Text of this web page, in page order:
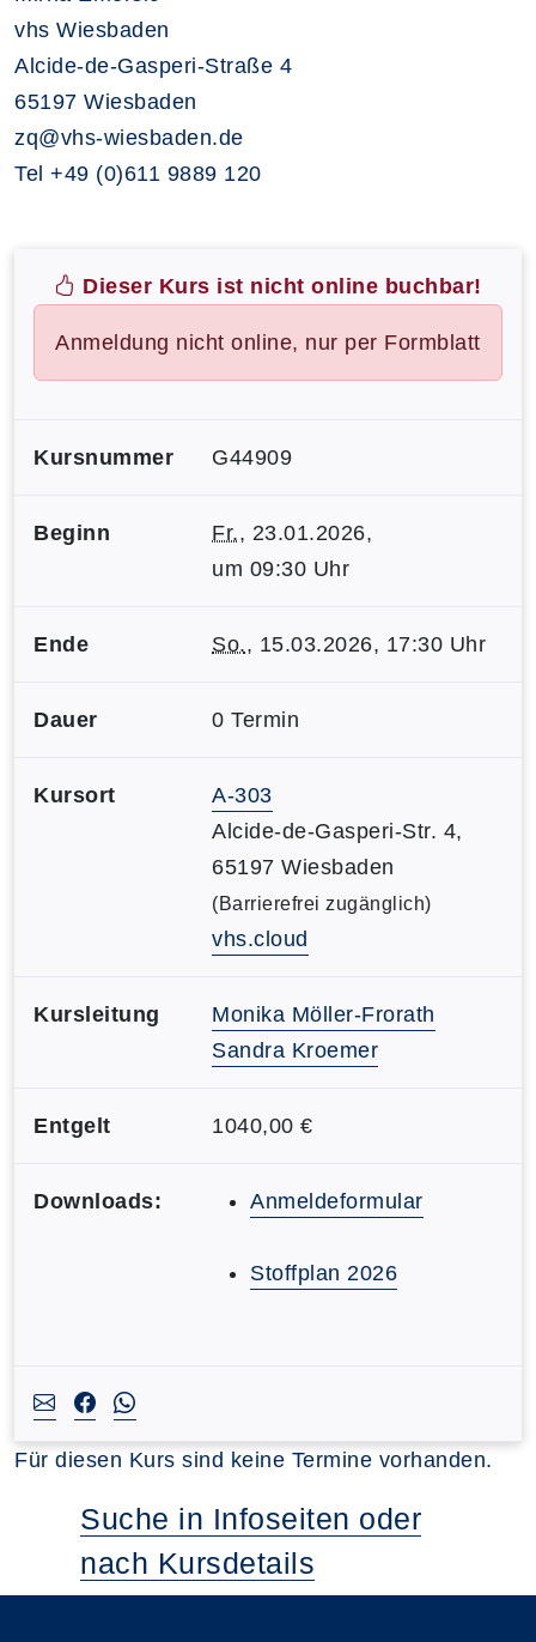
vhs Wiesbaden
Alcide-de-Gasperi-Straße 4
65197 Wiesbaden
zq@vhs-wiesbaden.de
Tel +49 (0)611 9889 120
Dieser Kurs ist nicht online buchbar!
Anmeldung nicht online, nur per Formblatt
Kursnummer G44909
Beginn Fr., 23.01.2026,
um 09:30 Uhr
Ende So., 15.03.2026, 17:30 Uhr
Dauer 0 Termin
Kursort
A-303
Alcide-de-Gasperi-Str. 4,
65197 Wiesbaden
(Barrierefrei zugänglich)
vhs.cloud
Kursleitung
Monika Möller-Frorath
Sandra Kroemer
Entgelt 1040,00 €
Downloads: Anmeldeformular
Stoffplan 2026
Für diesen Kurs sind keine Termine vorhanden.
Suche in Infoseiten oder
nach Kursdetails